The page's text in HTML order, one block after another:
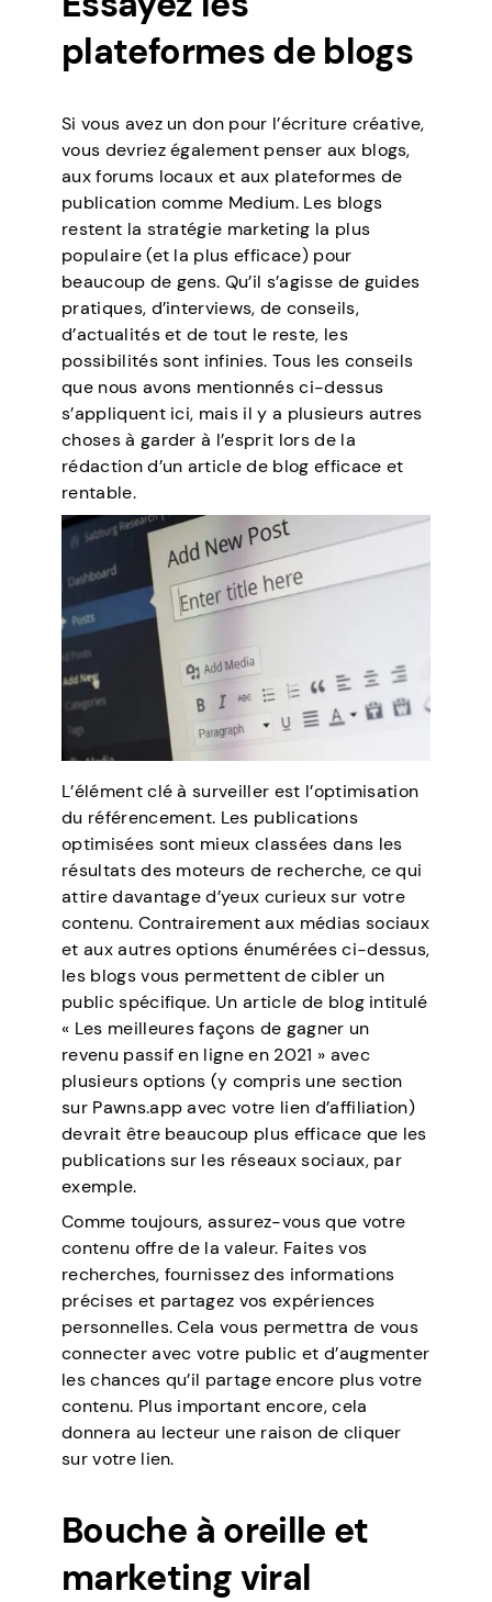
plateformes de blogs
Si vous avez un don pour l’écriture créative,
vous devriez également penser aux blogs,
aux forums locaux et aux plateformes de
publication comme Medium. Les blogs
restent la stratégie marketing la plus
populaire (et la plus efficace) pour
beaucoup de gens. Qu’il s’agisse de guides
pratiques, d’interviews, de conseils,
d’actualités et de tout le reste, les
possibilités sont infinies. Tous les conseils
que nous avons mentionnés ci-dessus
s’appliquent ici, mais il y a plusieurs autres
choses à garder à l’esprit lors de la
rédaction d’un article de blog efficace et
rentable.
L’élément clé à surveiller est l’optimisation
du référencement. Les publications
optimisées sont mieux classées dans les
résultats des moteurs de recherche, ce qui
attire davantage d’yeux curieux sur votre
contenu. Contrairement aux médias sociaux
et aux autres options énumérées ci-dessus,
les blogs vous permettent de cibler un
public spécifique. Un article de blog intitulé
« Les meilleures façons de gagner un
revenu passif en ligne en 2021 » avec
plusieurs options (y compris une section
sur Pawns.app avec votre lien d’affiliation)
devrait être beaucoup plus efficace que les
publications sur les réseaux sociaux, par
exemple.
Comme toujours, assurez-vous que votre
contenu offre de la valeur. Faites vos
recherches, fournissez des informations
précises et partagez vos expériences
personnelles. Cela vous permettra de vous
connecter avec votre public et d’augmenter
les chances qu’il partage encore plus votre
contenu. Plus important encore, cela
donnera au lecteur une raison de cliquer
sur votre lien.
Bouche à oreille et
marketing viral